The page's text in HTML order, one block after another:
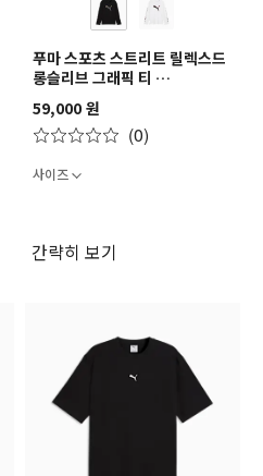
푸마 스포츠 스트리트 릴렉스드
롱슬리브 그래픽 티
PUMA SPORT Street
Relaxed Longsleeve
Graphic Tee
59,000 원
(0)
사이즈
간략히 보기